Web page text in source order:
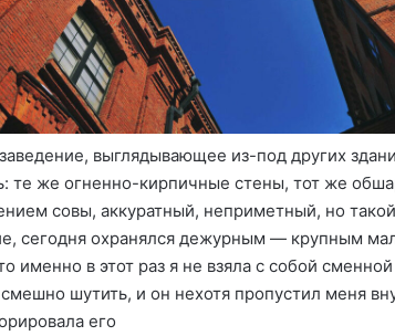
выглядывающее из-под других
те же огненно-кирпичные стены, тот же
совы, аккуратный, неприметный, но
сегодня охранялся дежурным — крупным
именно в этот раз я не взяла с собой
шутить, и он нехотя пропустил меня
его